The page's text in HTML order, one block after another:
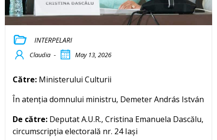
INTERPELARI
Claudia - May 13, 2026
Către: Ministerului Culturii
În atenția domnului ministru, Demeter András István
De către: Deputat A.U.R., Cristina Emanuela Dascălu,
circumscripția electorală nr. 24 Iași